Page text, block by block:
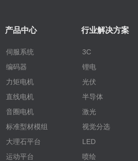
产品中心
伺服系统
编码器
力矩电机
直线电机
音圈电机
标准型材模组
大理石平台
运动平台
行业解决方案
3C
锂电
光伏
半导体
激光
视觉分选
LED
喷绘